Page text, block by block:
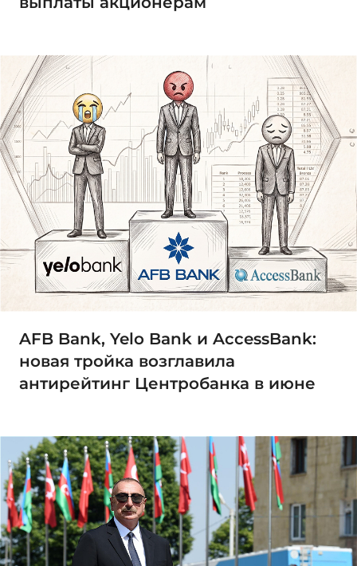
AFB Bank, Yelo Bank и AccessBank:
новая тройка возглавила
антирейтинг Центробанка в июне